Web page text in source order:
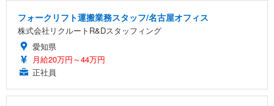
フォークリフト運搬業務スタッフ/名古屋オフィス
株式会社リクルートR&Dスタッフィング
愛知県
月給20万円～44万円
正社員